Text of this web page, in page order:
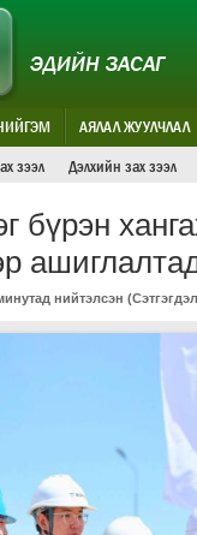
ЭДИЙН ЗАСАГ
АЯЛАЛ ЖУУЛЧЛАЛ
зээл Дэлхийн зах зээл
бүрэн
нийтэлсэн (